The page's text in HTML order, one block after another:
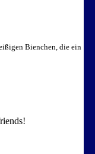
Bienchen, die ein